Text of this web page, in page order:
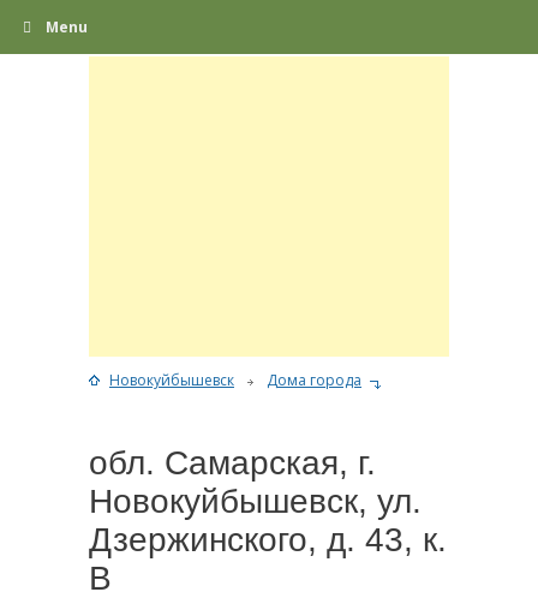
Menu
Новокуйбышевск Дома города
обл. Самарская, г.
Новокуйбышевск, ул.
Дзержинского, д. 43, к.
В